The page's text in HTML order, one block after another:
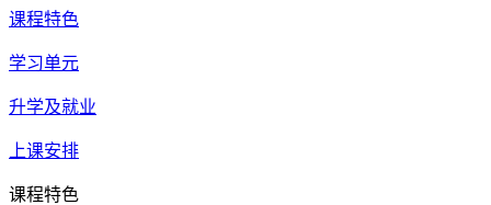
课程特色
学习单元
升学及就业
上课安排
课程特色